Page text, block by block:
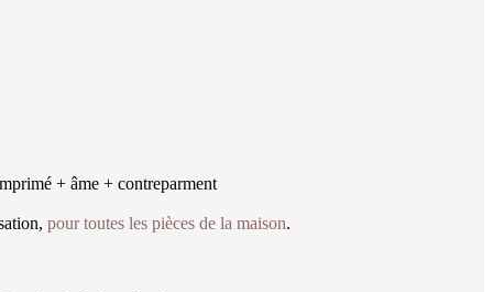
+ âme + contreparment
pour toutes les pièces de la maison.